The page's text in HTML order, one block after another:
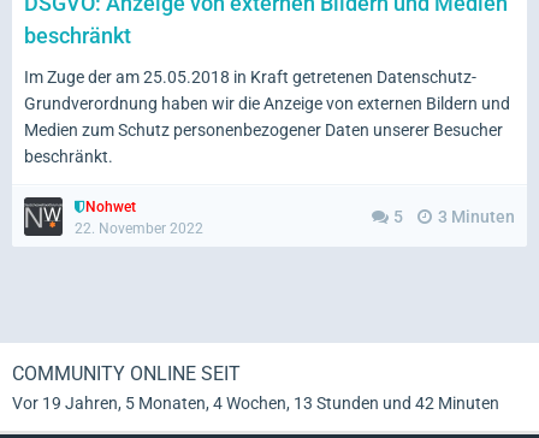
beschränkt
Im Zuge der am 25.05.2018 in Kraft getretenen Datenschutz-
Grundverordnung haben wir die Anzeige von externen Bildern und
Medien zum Schutz personenbezogener Daten unserer Besucher
beschränkt.
Nohwet
22. November 2022
5 3 Minuten
COMMUNITY ONLINE SEIT
Vor 19 Jahren, 5 Monaten, 4 Wochen, 13 Stunden und 42 Minuten